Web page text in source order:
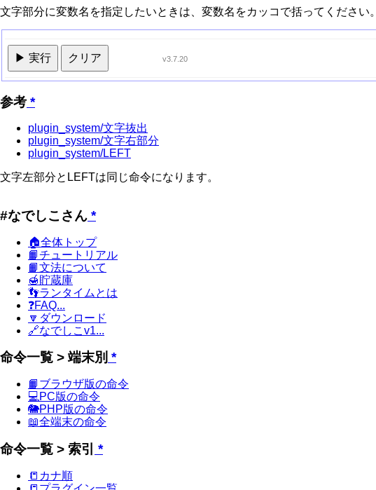
文字部分に変数名を指定したいときは、変数名をカッコで括ってください。
▶ 実行 クリア v3.7.20
参考 *
plugin_system/文字抜出
plugin_system/文字右部分
plugin_system/LEFT
文字左部分とLEFTは同じ命令になります。
#なでしこさん *
🏠全体トップ
📙チュートリアル
📙文法について
🍯貯蔵庫
👣ランタイムとは
❓FAQ...
🔽ダウンロード
🔗なでしこv1...
命令一覧 > 端末別 *
📙ブラウザ版の命令
💻PC版の命令
🐘PHP版の命令
📖全端末の命令
命令一覧 > 索引 *
📒カナ順